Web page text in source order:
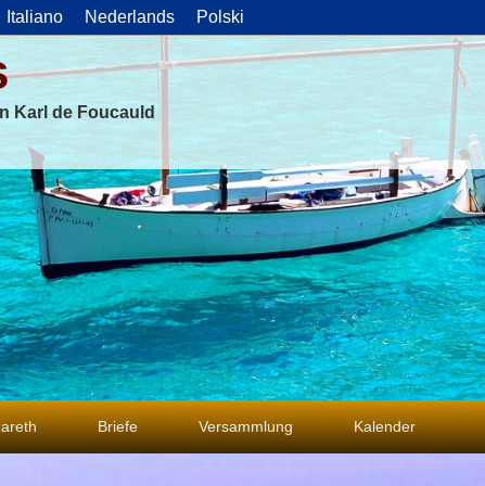
Italiano Nederlands Polski
Karl de Foucauld
Briefe Versammlung Kalender